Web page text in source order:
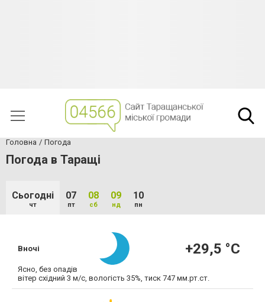
Головна Погода
Погода в Таращі
Сьогодні
чт
07
пт
08
сб
09
нд
10
пн
Вночі +29,5 °С
Ясно, без опадів
вітер східний 3 м/с, вологість 35%, тиск 747 мм.рт.ст.